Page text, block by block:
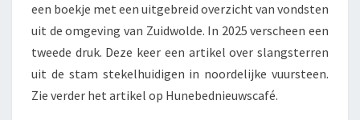
een boekje met een uitgebreid overzicht van vondsten
uit de omgeving van Zuidwolde. In 2025 verscheen een
tweede druk. Deze keer een artikel over slangsterren
uit de stam stekelhuidigen in noordelijke vuursteen.
Zie verder het artikel op Hunebednieuwscafé.